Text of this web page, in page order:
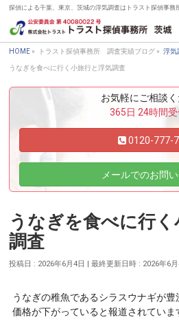
探偵による千葉、東京、茨城の浮気調査はトラスト探偵事務
トラスト探偵事務所 調
HOME » トラスト探偵事務所 調査実績ブログ » 浮気
うなぎを食べに行く小旅行と浮気調査
お気軽にご相談
365日 24時間
0120-777-
メールでのお問
うなぎを食べに行
調査
投稿日 : 2026年6月4日 最終更新日時 : 2026年6月
うなぎの稚魚であるシラスウナギが
価格が下がっていると報道されていま